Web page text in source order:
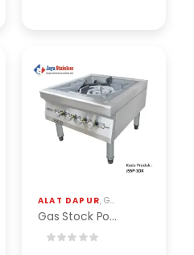
ALAT DAPUR, GAS STOCK POT STAINLESS
Gas Stock Pot Stainless